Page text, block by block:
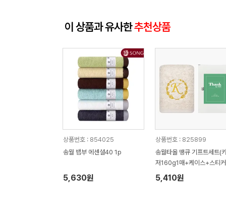
이 상품과 유사한추천상품
상품번호 : 854025
송월 뱀부 에센셜40 1p
5,630원
상품번호 : 825899
송월타올 땡큐 기프트세트(
저160g1매+케이스+스티
사 답례품
5,410원